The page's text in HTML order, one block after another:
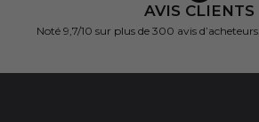
AVIS CLIENTS
Noté 9,7/10 sur plus de 300 avis d’acheteurs.